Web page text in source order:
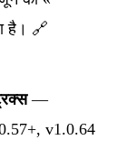
है। 🔗
—
v1.0.64